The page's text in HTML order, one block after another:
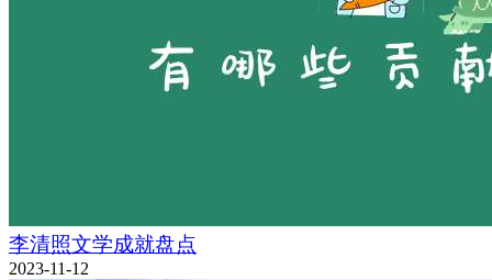
李清照文学成就盘点
2023-11-12